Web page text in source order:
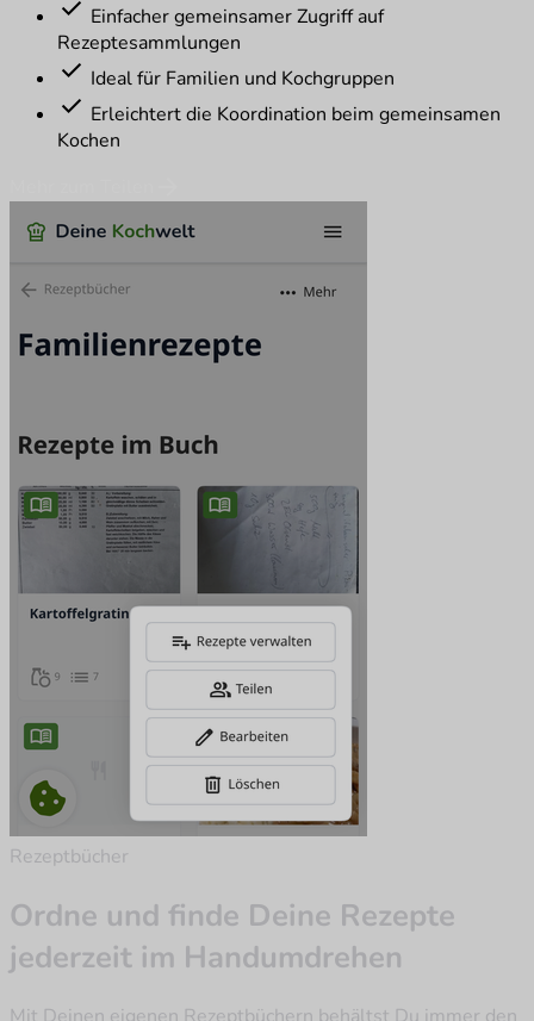
check Einfacher gemeinsamer Zugriff auf
Rezeptesammlungen
check Ideal für Familien und Kochgruppen
check Erleichtert die Koordination beim gemeinsamen
Kochen
Rezeptbücher
Ordne und finde Deine Rezepte
jederzeit im Handumdrehen